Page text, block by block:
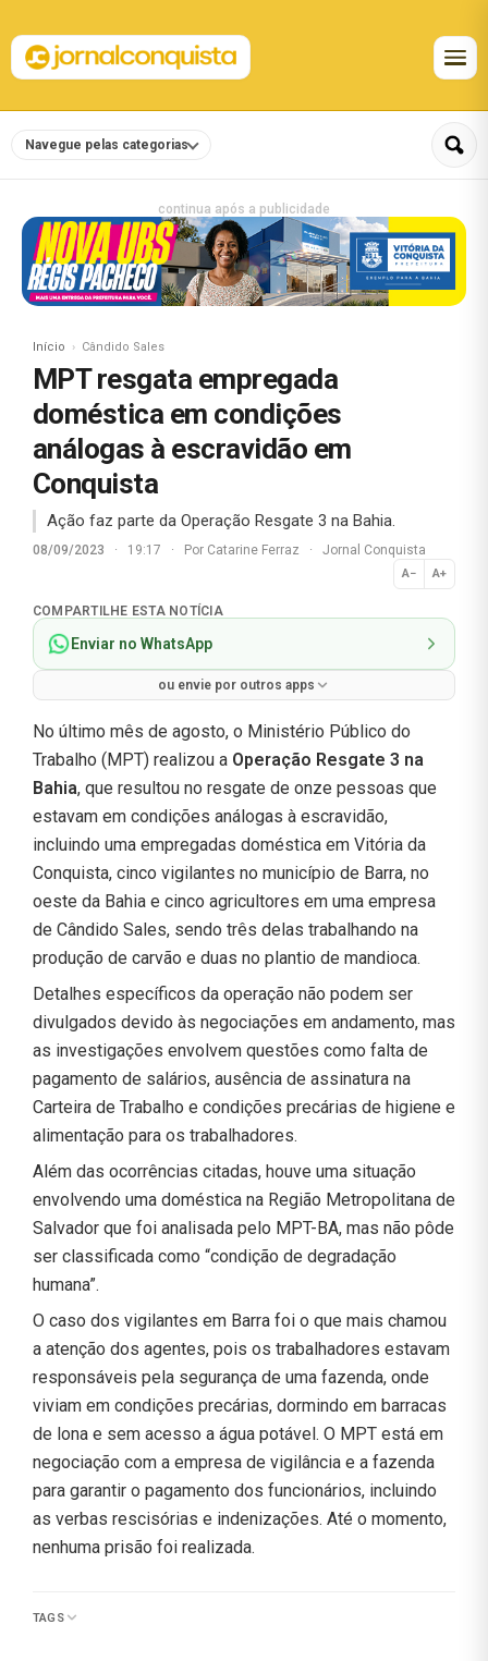
Navegue pelas categorias
continua após a publicidade
Início Cândido Sales
MPT resgata empregada
doméstica em condições
análogas à escravidão em
Conquista
Ação faz parte da Operação Resgate 3 na Bahia.
08/09/2023 · 19:17 · Por Catarine Ferraz · Jornal Conquista
A− A+
Normal
COMPARTILHE ESTA NOTÍCIA
Enviar no WhatsApp
ou envie por outros apps
No último mês de agosto, o Ministério Público do
Trabalho (MPT) realizou a Operação Resgate 3 na
Bahia, que resultou no resgate de onze pessoas que
estavam em condições análogas à escravidão,
incluindo uma empregadas doméstica em Vitória da
Conquista, cinco vigilantes no município de Barra, no
oeste da Bahia e cinco agricultores em uma empresa
de Cândido Sales, sendo três delas trabalhando na
produção de carvão e duas no plantio de mandioca.
Detalhes específicos da operação não podem ser
divulgados devido às negociações em andamento, mas
as investigações envolvem questões como falta de
pagamento de salários, ausência de assinatura na
Carteira de Trabalho e condições precárias de higiene e
alimentação para os trabalhadores.
Além das ocorrências citadas, houve uma situação
envolvendo uma doméstica na Região Metropolitana de
Salvador que foi analisada pelo MPT-BA, mas não pôde
ser classificada como “condição de degradação
humana”.
O caso dos vigilantes em Barra foi o que mais chamou
a atenção dos agentes, pois os trabalhadores estavam
responsáveis pela segurança de uma fazenda, onde
viviam em condições precárias, dormindo em barracas
de lona e sem acesso a água potável. O MPT está em
negociação com a empresa de vigilância e a fazenda
para garantir o pagamento dos funcionários, incluindo
as verbas rescisórias e indenizações. Até o momento,
nenhuma prisão foi realizada.
TAGS